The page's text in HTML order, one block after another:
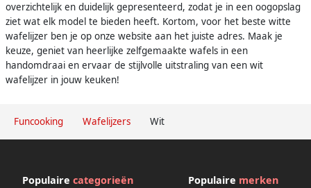
Funcooking Wafelijzers Wit
overzichtelijk en duidelijk gepresenteerd, zodat je in een oogopslag
ziet wat elk model te bieden heeft. Kortom, voor het beste witte
wafelijzer ben je op onze website aan het juiste adres. Maak je
keuze, geniet van heerlijke zelfgemaakte wafels in een
handomdraai en ervaar de stijlvolle uitstraling van een wit
wafelijzer in jouw keuken!
Populaire categorieën Populaire merken